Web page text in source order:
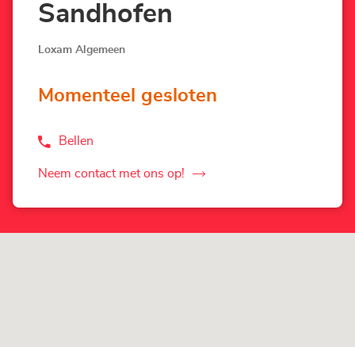
Sandhofen
Loxam Algemeen
Momenteel gesloten
Bellen
de
LOXAM
Neem contact met ons op!
de
Mannheim